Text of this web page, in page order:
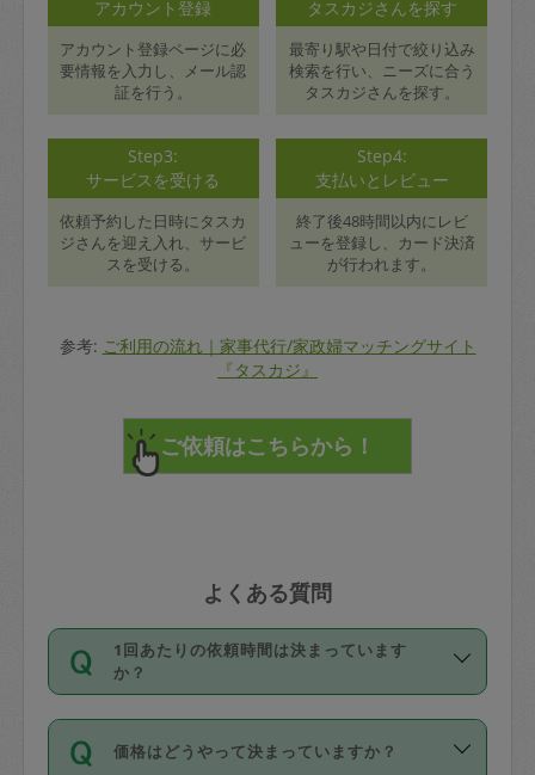
アカウント登録
アカウント登録ページに必
要情報を入力し、メール認
証を行う。
タスカジさんを探す
最寄り駅や日付で絞り込み
検索を行い、ニーズに合う
タスカジさんを探す。
Step3:
サービスを受ける
依頼予約した日時にタスカ
ジさんを迎え入れ、サービ
スを受ける。
Step4:
支払いとレビュー
終了後48時間以内にレビ
ューを登録し、カード決済
が行われます。
参考: ご利用の流れ｜家事代行/家政婦マッチングサイト
『タスカジ』
よくある質問
1回あたりの依頼時間は決まっています
か？
依頼1回につき3時間固定です。3時間を
超えて依頼したい場合は、延長機能をご
価格はどうやって決まっていますか？